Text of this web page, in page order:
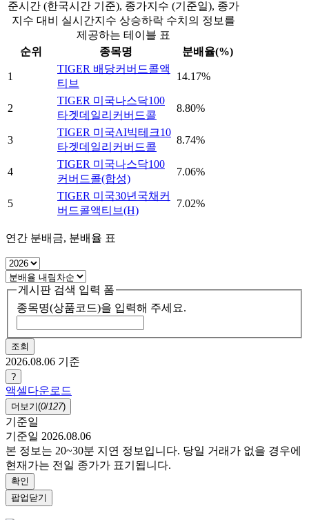
준시간 (한국시간 기준), 종가지수 (기준일), 종가
지수 대비 실시간지수 상승하락 수치의 정보를
제공하는 테이블 표
순위
종목명 분배율(%)
1
TIGER 배당커버드콜액
티브
14.17%
2
TIGER 미국나스닥100
타겟데일리커버드콜
8.80%
3
TIGER 미국AI빅테크10
타겟데일리커버드콜
8.74%
4
TIGER 미국나스닥100
커버드콜(합성)
7.06%
5
TIGER 미국30년국채커
버드콜액티브(H)
7.02%
연간 분배금, 분배율 표
게시판 검색 입력 폼
종목명(상품코드)을 입력해 주세요.
조회
2026.08.06 기준
?
액셀다운로드
더보기(0/127)
기준일
기준일 2026.08.06
본 정보는 20~30분 지연 정보입니다. 당일 거래가 없을 경우에
현재가는 전일 종가가 표기됩니다.
확인
팝업닫기